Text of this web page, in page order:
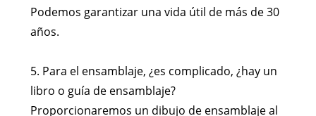
Podemos garantizar una vida útil de más de 30
años.
5. Para el ensamblaje, ¿es complicado, ¿hay un
libro o guía de ensamblaje?
Proporcionaremos un dibujo de ensamblaje al